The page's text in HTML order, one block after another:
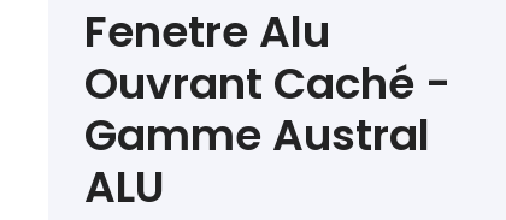
Fenetre Alu
Ouvrant Caché -
Gamme Austral
ALU